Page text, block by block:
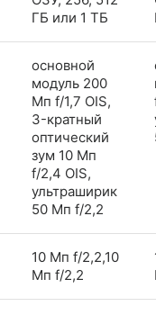
ГБ или 1 ТБ
основной
модуль 200
Мп f/1,7 OIS,
3-кратный
оптический
зум 10 Мп
f/2,4 OIS,
ультраширик
50 Мп f/2,2
10 Мп f/2,2,10
Мп f/2,2